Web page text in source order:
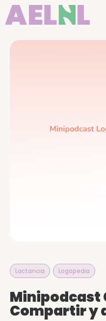
Lactancia Logopedia
Minipodcast
Compartir y